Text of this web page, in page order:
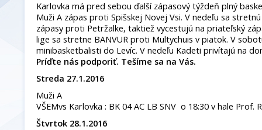
Karlovka má pred sebou ďalší zápasový týždeň plný
Muži A zápas proti Spišskej Novej Vsi. V nedeľu sa
zápasy proti Petržalke, taktiež vycestujú na priateľský
lige sa stretne BANVUR proti Multychuis v piatok. V
minibasketbalisti do Levíc. V nedeľu Kadeti privítajú na
Príďte nás podporiť. Tešíme sa na Vás.
Streda 27.1.2016
Muži A
VŠEMvs Karlovka : BK 04 AC LB SNV o 18:30 v hale Prof.
Štvrtok 28.1.2016